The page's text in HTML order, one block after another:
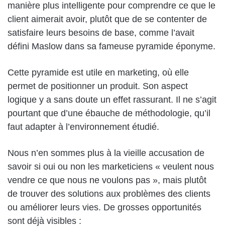
manière plus intelligente pour comprendre ce que le
client aimerait avoir, plutôt que de se contenter de
satisfaire leurs besoins de base, comme l’avait
défini Maslow dans sa fameuse pyramide éponyme.
Cette pyramide est utile en marketing, où elle
permet de positionner un produit. Son aspect
logique y a sans doute un effet rassurant. Il ne s’agit
pourtant que d’une ébauche de méthodologie, qu’il
faut adapter à l’environnement étudié.
Nous n’en sommes plus à la vieille accusation de
savoir si oui ou non les marketiciens « veulent nous
vendre ce que nous ne voulons pas », mais plutôt
de trouver des solutions aux problèmes des clients
ou améliorer leurs vies. De grosses opportunités
sont déjà visibles :